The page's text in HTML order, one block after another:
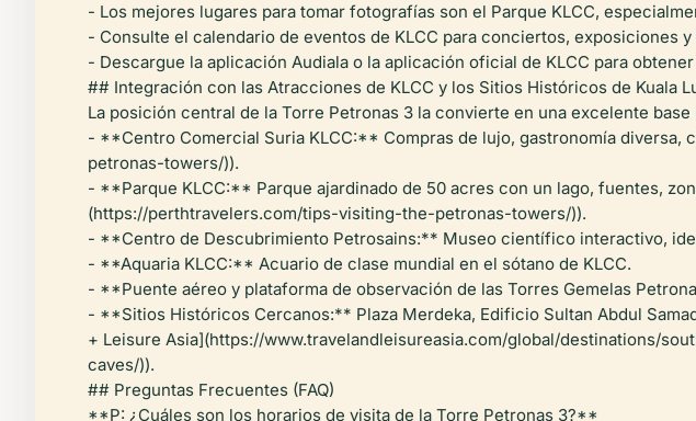
- Los mejores lugares para tomar fotografías son el Parque KLCC,
- Consulte el calendario de eventos de KLCC para conciertos, exposiciones
- Descargue la aplicación Audiala o la aplicación oficial de KLCC para
## Integración con las Atracciones de KLCC y los Sitios Históricos de Kuala
La posición central de la Torre Petronas 3 la convierte en una excelente
- **Centro Comercial Suria KLCC:** Compras de lujo, gastronomía
petronas-towers/)).
- **Parque KLCC:** Parque ajardinado de 50 acres con un lago, fuentes,
(https://perthtravelers.com/tips-visiting-the-petronas-towers/)).
- **Centro de Descubrimiento Petrosains:** Museo científico interactivo,
- **Aquaria KLCC:** Acuario de clase mundial en el sótano de KLCC.
- **Puente aéreo y plataforma de observación de las Torres Gemelas
- **Sitios Históricos Cercanos:** Plaza Merdeka, Edificio Sultan Abdul
+ Leisure Asia](https://www.travelandleisureasia.com/global/destinations/
caves/)).
## Preguntas Frecuentes (FAQ)
**P: ¿Cuáles son los horarios de visita de la Torre Petronas 3?**